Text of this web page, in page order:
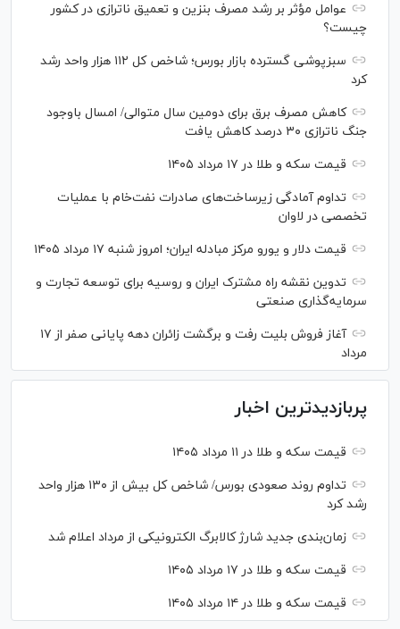
عوامل مؤثر بر رشد مصرف بنزین و تعمیق ناترازی در کشور
چیست؟
سبزپوشی گسترده بازار بورس؛ شاخص کل ۱۱۲ هزار واحد رشد
کرد
کاهش مصرف برق برای دومین سال متوالی/ امسال باوجود
جنگ ناترازی ۳۰ درصد کاهش یافت
قیمت سکه و طلا در ۱۷ مرداد ۱۴۰۵
تداوم آمادگی زیرساخت‌های صادرات نفت‌خام با عملیات
تخصصی در لاوان
قیمت دلار و یورو مرکز مبادله ایران؛ امروز شنبه ۱۷ مرداد ۱۴۰۵
تدوین نقشه راه مشترک ایران و روسیه برای توسعه تجارت و
سرمایه‌گذاری صنعتی
آغاز فروش بلیت رفت و برگشت زائران دهه پایانی صفر از ۱۷
مرداد
پربازدیدترین اخبار
قیمت سکه و طلا در ۱۱ مرداد ۱۴۰۵
تداوم روند صعودی بورس/ شاخص کل بیش از ۱۳۰ هزار واحد
رشد کرد
زمان‌بندی جدید شارژ کالابرگ الکترونیکی از مرداد اعلام شد
قیمت سکه و طلا در ۱۷ مرداد ۱۴۰۵
قیمت سکه و طلا در ۱۴ مرداد ۱۴۰۵